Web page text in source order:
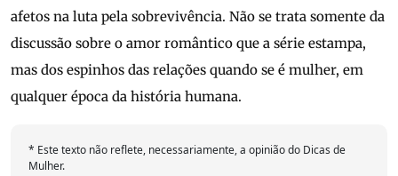
afetos na luta pela sobrevivência. Não se trata somente da
discussão sobre o amor romântico que a série estampa,
mas dos espinhos das relações quando se é mulher, em
qualquer época da história humana.
* Este texto não reflete, necessariamente, a opinião do Dicas de
Mulher.